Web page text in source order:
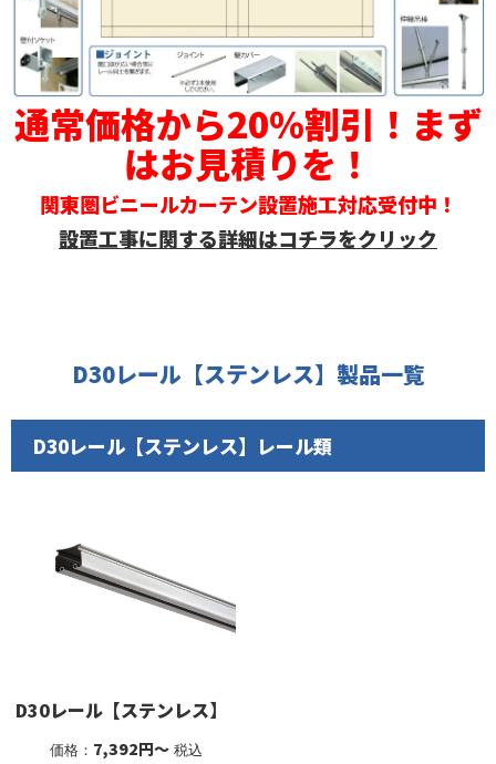
通常価格から20％割引！まず
はお見積りを！
関東圏ビニールカーテン設置施工対応受付中！
設置工事に関する詳細はコチラをクリック
D30レール【ステンレス】製品一覧
D30レール【ステンレス】レール類
D30レール【ステンレス】
価格： 7,392円～税込